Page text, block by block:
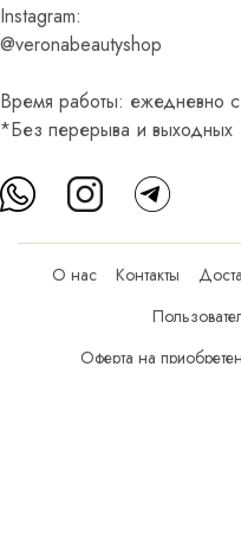
Instagram:
@veronabeautyshop
Время работы: ежедневно
*Без перерыва и выходных
О нас Контакты
Оферта на